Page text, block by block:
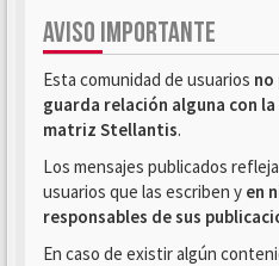
AVISO IMPORTANTE
Esta comunidad de usuarios no
guarda relación alguna con
matriz Stellantis.
Los mensajes publicados
usuarios que las escriben y en
responsables de sus
En caso de existir algún